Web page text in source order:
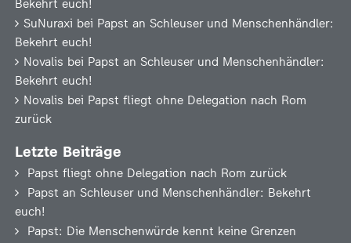
Bekehrt euch!
SuNuraxi bei Papst an Schleuser und Menschenhändler:
Bekehrt euch!
Novalis bei Papst an Schleuser und Menschenhändler:
Bekehrt euch!
Novalis bei Papst fliegt ohne Delegation nach Rom
zurück
Letzte Beiträge
Papst fliegt ohne Delegation nach Rom zurück
Papst an Schleuser und Menschenhändler: Bekehrt
euch!
Papst: Die Menschenwürde kennt keine Grenzen